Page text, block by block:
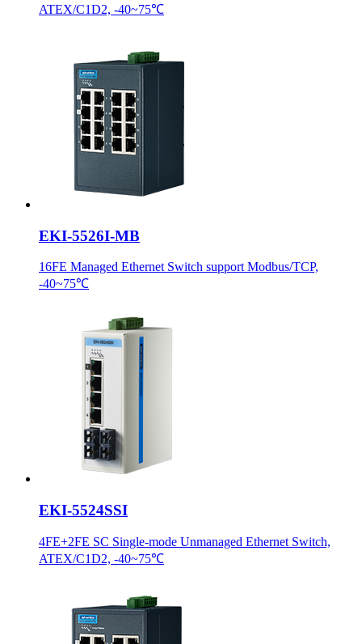
ATEX/C1D2, -40~75℃
EKI-5526I-MB
16FE Managed Ethernet Switch support Modbus/TCP,
-40~75℃
EKI-5524SSI
4FE+2FE SC Single-mode Unmanaged Ethernet Switch,
ATEX/C1D2, -40~75℃